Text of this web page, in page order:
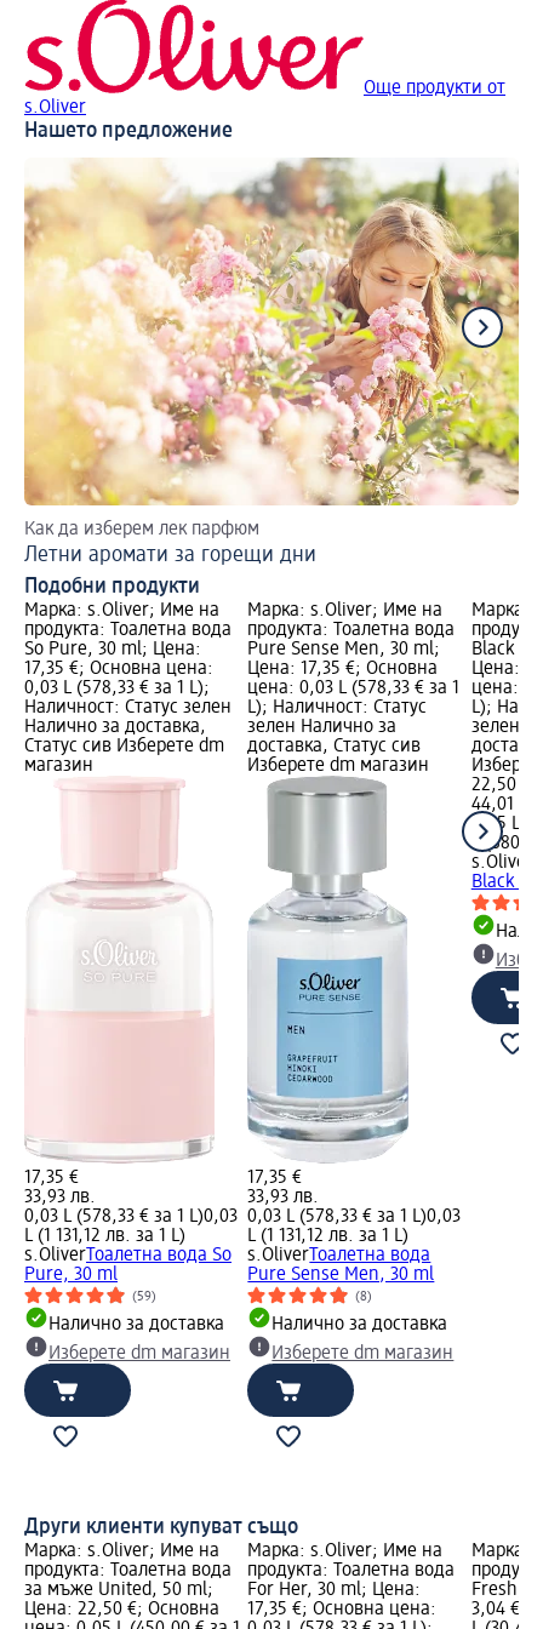
Още продукти от
s.Oliver
Нашето предложение
Как да изберем лек парфюм
Летни аромати за горещи дни
Подобни продукти
Марка: s.Oliver; Име на
продукта: Тоалетна вода
So Pure, 30 ml; Цена:
17,35 €; Основна цена:
0,03 L (578,33 € за 1 L);
Наличност: Статус зелен
Налично за доставка,
Статус сив Изберете dm
магазин
17,35 €
33,93 лв.
0,03 L (578,33 € за 1 L)0,03
L (1 131,12 лв. за 1 L)
s.Oliver Тоалетна вода So
Pure, 30 ml
(59)
Налично за доставка
Изберете dm магазин
Марка: s.Oliver; Име на
продукта: Тоалетна вода
Pure Sense Men, 30 ml;
Цена: 17,35 €; Основна
цена: 0,03 L (578,33 € за 1
L); Наличност: Статус
зелен Налично за
доставка, Статус сив
Изберете dm магазин
17,35 €
33,93 лв.
0,03 L (578,33 € за 1 L)0,03
L (1 131,12 лв. за 1 L)
s.Oliver Тоалетна вода
Pure Sense Men, 30 ml
(8)
Налично за доставка
Изберете dm магазин
Марка:
Black
Цена:
цена:
L);
зелен
22,50 €
44,01 лв.
0,05 L
L
s.Oliver
Black
Други клиенти купуват също
Марка: s.Oliver; Име на
продукта: Toалетна вода
за мъже United, 50 ml;
Цена: 22,50 €; Основна
Марка: s.Oliver; Име на
продукта: Тоалетна вода
For Her, 30 ml; Цена:
17,35 €; Основна цена:
Марка:
Fresh,
3,04 €;